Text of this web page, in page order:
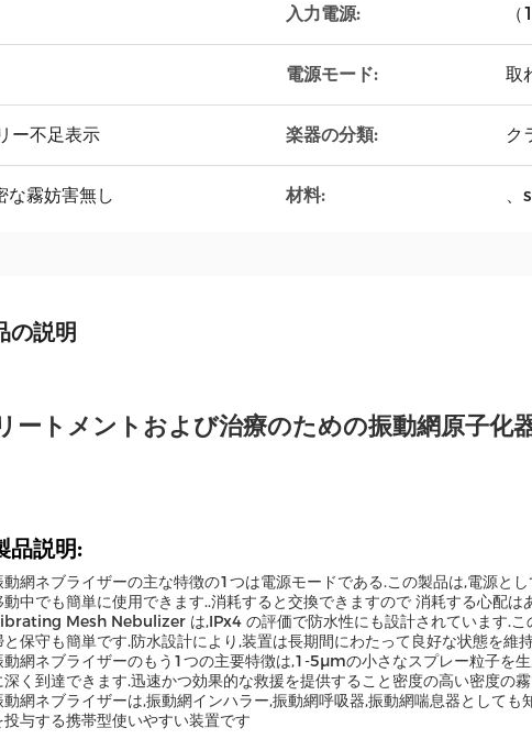
入力電源:
電源モード: 取
ー不足表示 楽器の分類: ク
な霧妨害無し 材料: 、
の説明
ートメントおよび治療のための振動網原子化
品説明:
動網ネブライザーの主な特徴の1つは電源モードである.この製品は,電源と
動中でも簡単に使用できます..消耗すると交換できますので 消耗する心配は
Mesh Nebulizer は,IPx4 の評価で防水性にも設計されています.こ
と保守も簡単です.防水設計により,装置は長期間にわたって良好な状態を維
動網ネブライザーのもう1つの主要特徴は,1-5μmの小さなスプレー粒子を
深く到達できます.迅速かつ効果的な救援を提供すること密度の高い密度の
動網ネブライザーは,振動網インハラー,振動網呼吸器,振動網喘息器として
投与する携帯型使いやすい装置です